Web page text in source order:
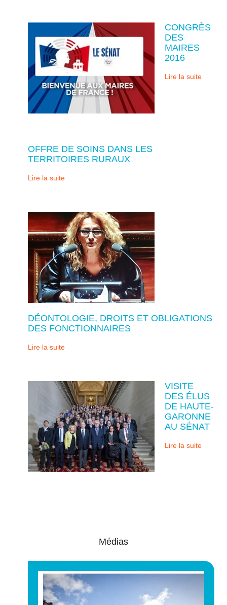
CONGRÈS
DES
MAIRES
2016
Lire la suite
OFFRE DE SOINS DANS LES
TERRITOIRES RURAUX
Lire la suite
DÉONTOLOGIE, DROITS ET OBLIGATIONS
DES FONCTIONNAIRES
Lire la suite
VISITE
DES ÉLUS
DE HAUTE-
GARONNE
AU SÉNAT
Lire la suite
Médias